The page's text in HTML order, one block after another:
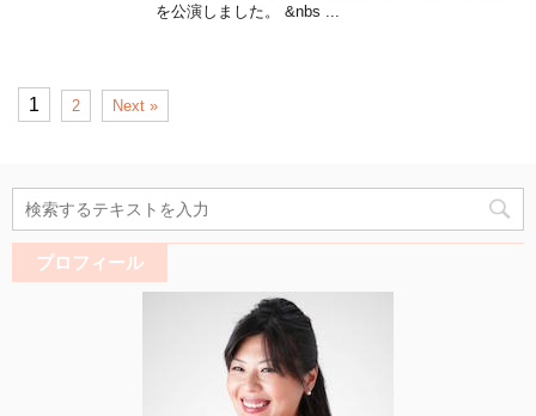
を公演しました。 &nbs ...
1 2 Next »
プロフィール